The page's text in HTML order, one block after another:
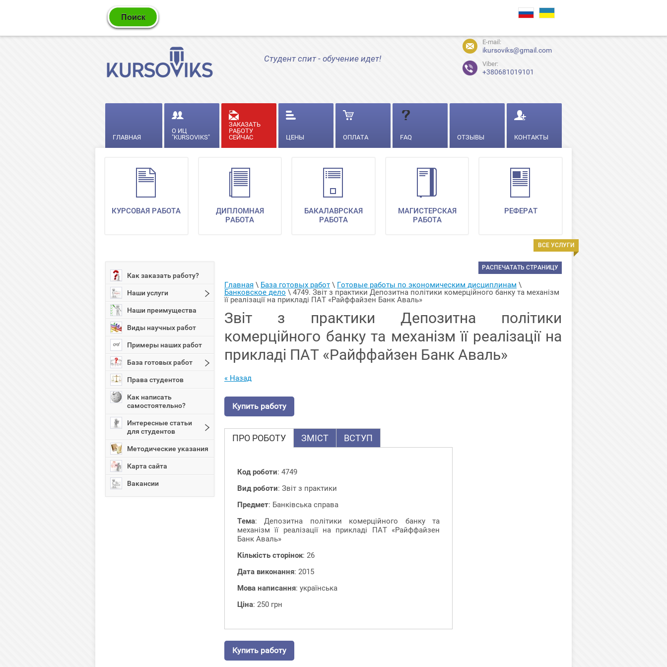
Студент спит - обучение идет!
E-mail:
ikursoviks@gmail.com
Viber:
+380681019101
ГЛАВНАЯ
О ИЦ
"KURSOVIKS"
ЗАКАЗАТЬ
РАБОТУ
СЕЙЧАС
ЦЕНЫ ОПЛАТА FAQ ОТЗЫВЫ КОНТАКТЫ
ВСЕ УСЛУГИ
КУРСОВАЯ РАБОТА
ДИПЛОМНАЯ
РАБОТА
БАКАЛАВРСКАЯ
РАБОТА
МАГИСТЕРСКАЯ
РАБОТА
РЕФЕРАТ
Как заказать работу?
Наши услуги
Наши преимущества
Виды научных работ
Примеры наших работ
База готовых работ
Права студентов
Как написать
самостоятельно?
Интересные статьи
для студентов
Методические указания
Карта сайта
Вакансии
РАСПЕЧАТАТЬ СТРАНИЦУ
Главная \ База готовых работ \ Готовые работы по экономическим дисциплинам
Банковское дело \ 4749. Звіт з практики Депозитна політики комерційного банку та механізм
її реалізації на прикладі ПАТ «Райффайзен Банк Аваль»
Звіт з практики Депозитна політики
комерційного банку та механізм її реалізації на
прикладі ПАТ «Райффайзен Банк Аваль»
« Назад
Купить работу
ПРО РОБОТУ ЗМІСТ ВСТУП
Код роботи: 4749
Вид роботи: Звіт з практики
Предмет: Банківська справа
Тема: Депозитна політики комерційного банку та
механізм її реалізації на прикладі ПАТ «Райффайзен
Банк Аваль»
Кількість сторінок: 26
Дата виконання: 2015
Мова написання: українська
Ціна: 250 грн
Купить работу